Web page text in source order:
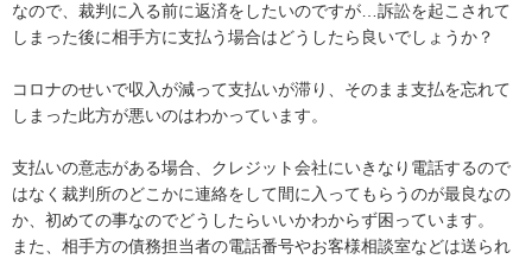
なので、裁判に入る前に返済をしたいのですが…訴訟を起こされて
しまった後に相手方に支払う場合はどうしたら良いでしょうか？
コロナのせいで収入が減って支払いが滞り、そのまま支払を忘れて
しまった此方が悪いのはわかっています。
支払いの意志がある場合、クレジット会社にいきなり電話するので
はなく裁判所のどこかに連絡をして間に入ってもらうのが最良なの
か、初めての事なのでどうしたらいいかわからず困っています。
また、相手方の債務担当者の電話番号やお客様相談室などは送られ